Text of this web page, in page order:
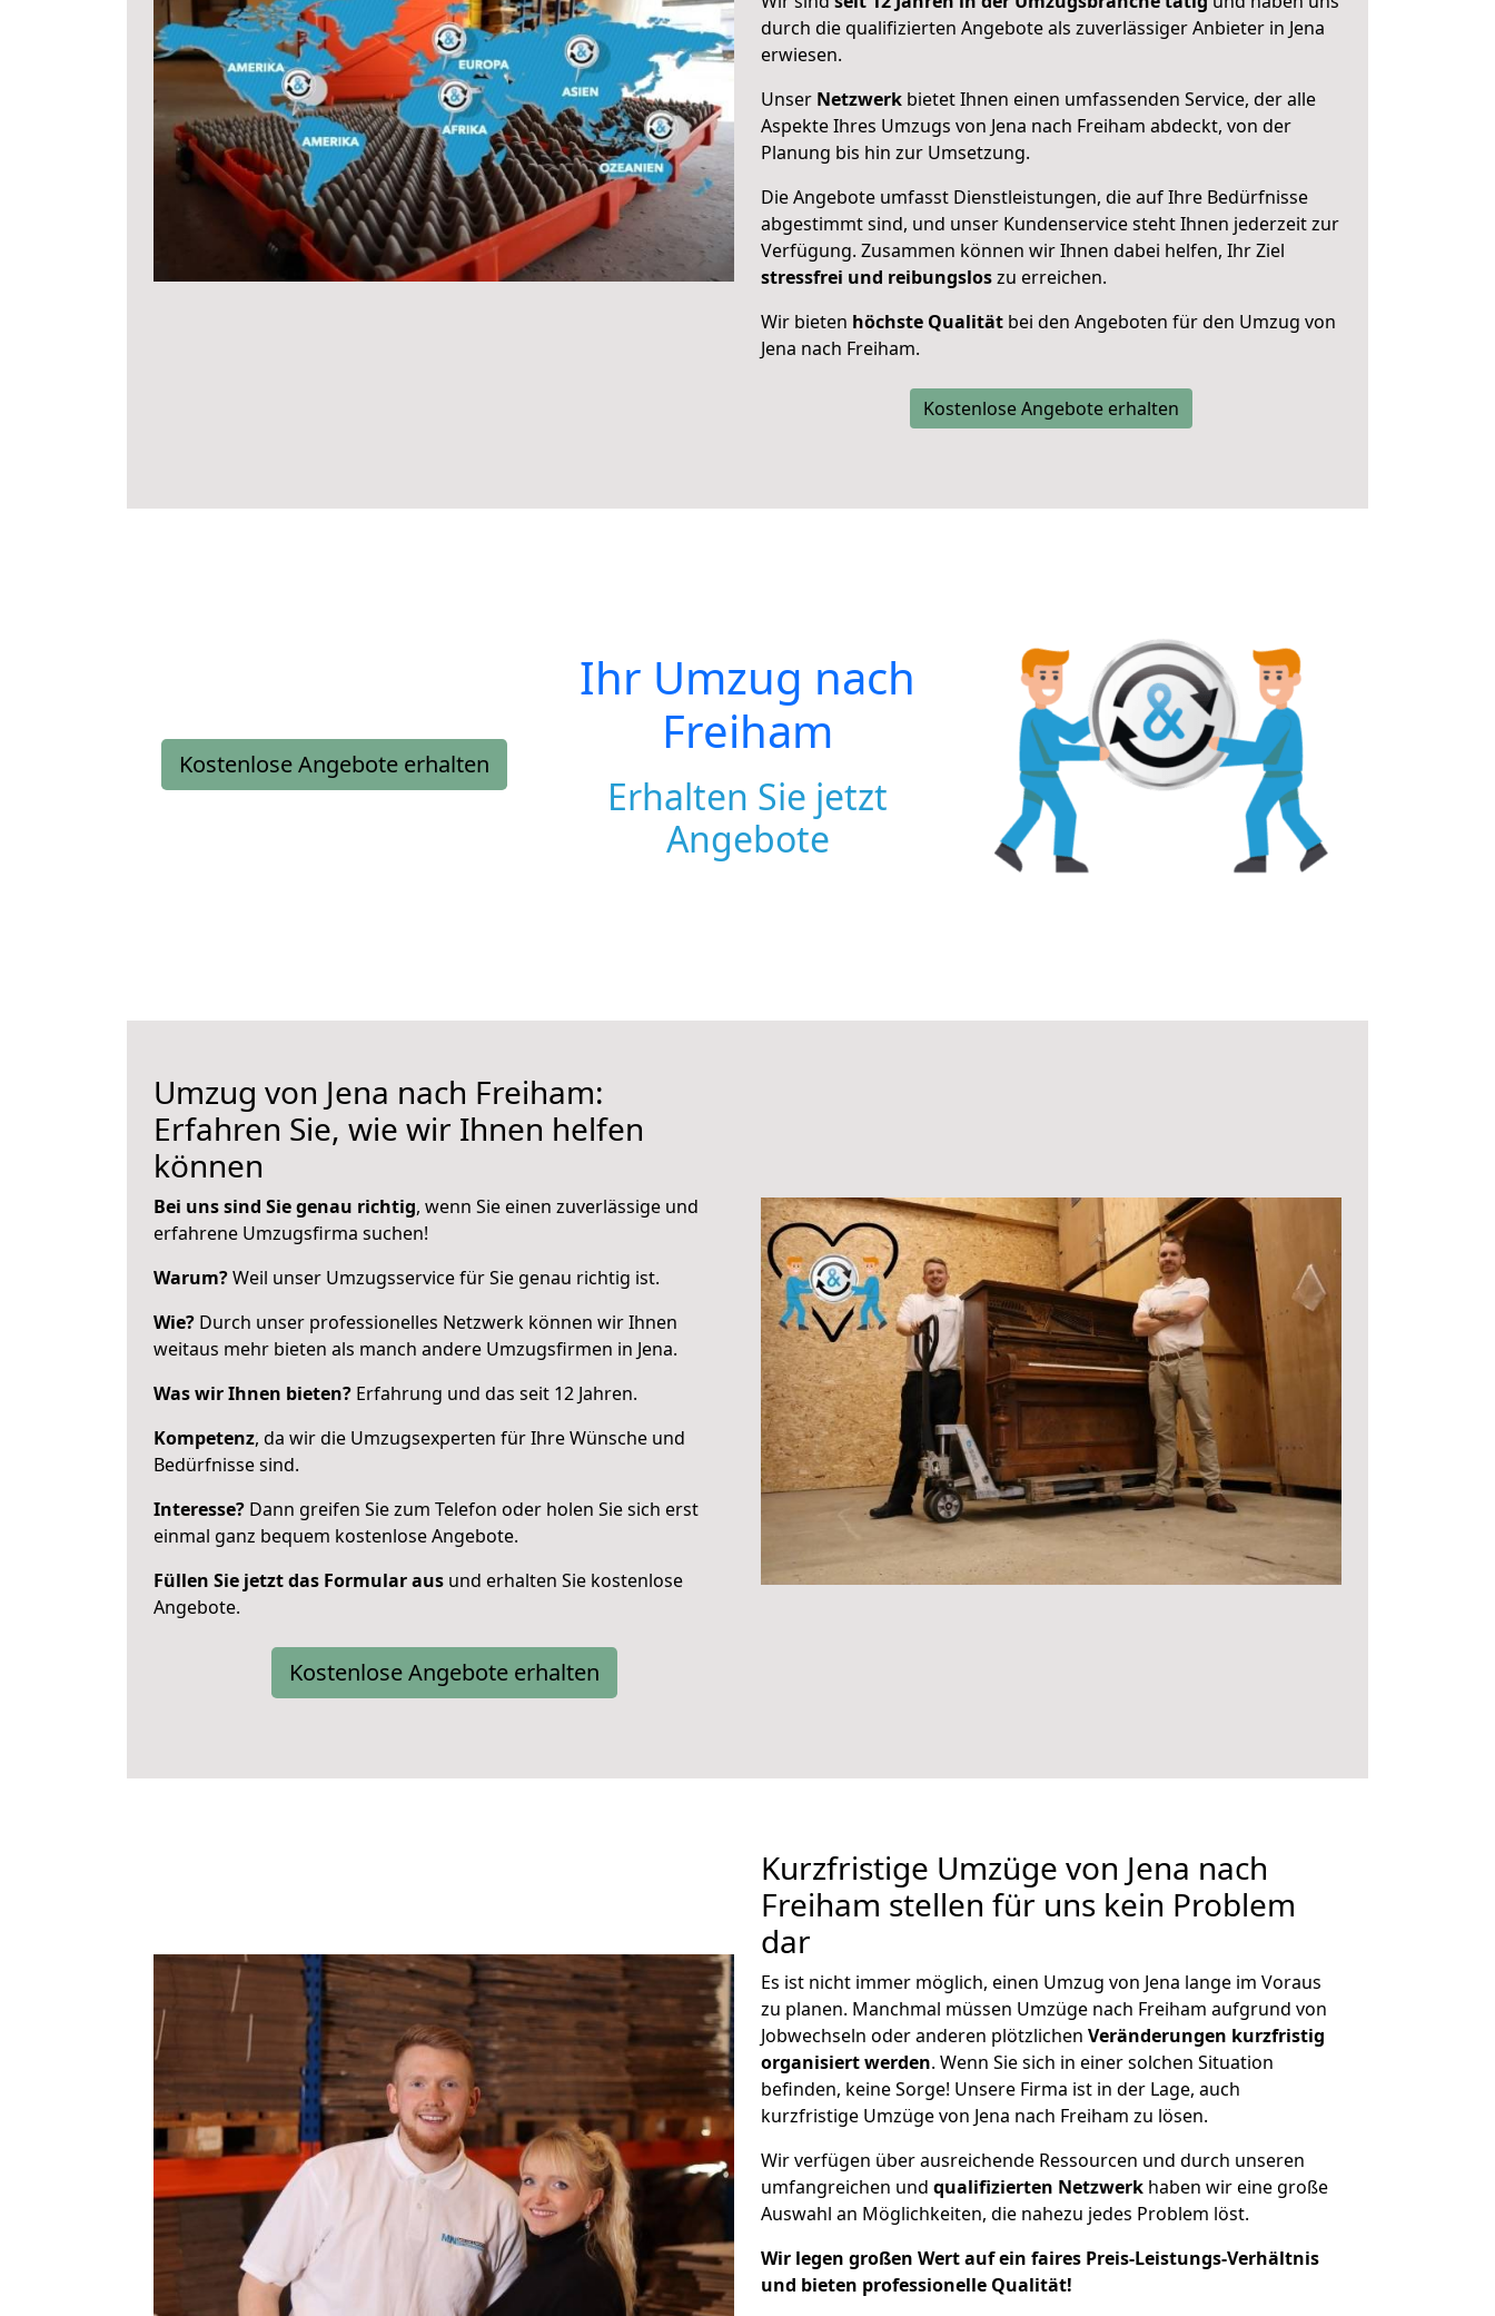
durch die qualifizierten Angebote als zuverlässiger Anbieter in Jena
erwiesen.
Unser Netzwerk bietet Ihnen einen umfassenden Service, der alle
Aspekte Ihres Umzugs von Jena nach Freiham abdeckt, von der
Planung bis hin zur Umsetzung.
Die Angebote umfasst Dienstleistungen, die auf Ihre Bedürfnisse
abgestimmt sind, und unser Kundenservice steht Ihnen jederzeit zur
Verfügung. Zusammen können wir Ihnen dabei helfen, Ihr Ziel
stressfrei und reibungsloszu erreichen.
Wir bieten höchste Qualität bei den Angeboten für den Umzug von
Jena nach Freiham.
Kostenlose Angebote erhalten
Kostenlose Angebote erhalten
Ihr Umzug nach
Freiham
Erhalten Sie jetzt
Angebote
Umzug von Jena nach Freiham:
Erfahren Sie, wie wir Ihnen helfen
können
Bei uns sind Sie genau richtig, wenn Sie einen zuverlässige und
erfahrene Umzugsfirma suchen!
Warum?Weil unser Umzugsservice für Sie genau richtig ist.
Wie? Durch unser professionelles Netzwerk können wir Ihnen
weitaus mehr bieten als manch andere Umzugsfirmen in Jena.
Was wir Ihnen bieten? Erfahrung und das seit 12 Jahren.
Kompetenz, da wir die Umzugsexperten für Ihre Wünsche und
Bedürfnisse sind.
Interesse? Dann greifen Sie zum Telefon oder holen Sie sich erst
einmal ganz bequem kostenlose Angebote.
Füllen Sie jetzt das Formular aus und erhalten Sie kostenlose
Angebote.
Kostenlose Angebote erhalten
Kurzfristige Umzüge von Jena nach
Freiham stellen für uns kein Problem
dar
Es ist nicht immer möglich, einen Umzug von Jena lange im Voraus
zu planen. Manchmal müssen Umzüge nach Freiham aufgrund von
Jobwechseln oder anderen plötzlichen Veränderungen kurzfristig
organisiert werden. Wenn Sie sich in einer solchen Situation
befinden, keine Sorge! Unsere Firma ist in der Lage, auch
kurzfristige Umzüge von Jena nach Freiham zu lösen.
Wir verfügen über ausreichende Ressourcen und durch unseren
umfangreichen und qualifizierten Netzwerk haben wir eine große
Auswahl an Möglichkeiten, die nahezu jedes Problem löst.
Wir legen großen Wert auf ein faires Preis-Leistungs-Verhältnis
und bieten professionelle Qualität!